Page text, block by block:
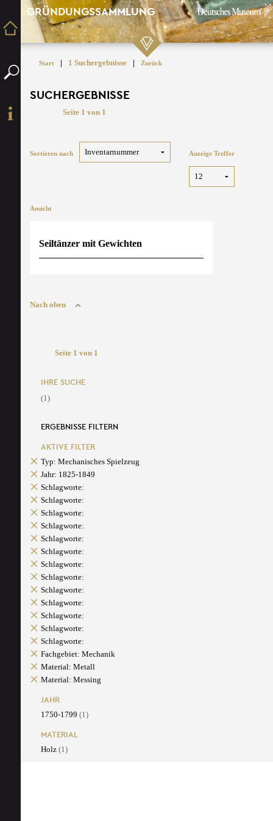
GRÜNDUNGSSAMMLUNG
Start | 1 Suchergebnisse | Zurück
SUCHERGEBNISSE
Seite 1 von 1
Sortieren nach Anzeige Treffer
Ansicht
Seiltänzer mit Gewichten
Nach oben
Seite 1 von 1
IHRE SUCHE
(1)
ERGEBNISSE FILTERN
AKTIVE FILTER
Typ: Mechanisches Spielzeug
Jahr: 1825-1849
Schlagworte:
Schlagworte:
Schlagworte:
Schlagworte:
Schlagworte:
Schlagworte:
Schlagworte:
Schlagworte:
Schlagworte:
Schlagworte:
Schlagworte:
Schlagworte:
Schlagworte:
Fachgebiet: Mechanik
Material: Metall
Material: Messing
JAHR
1750-1799 (1)
MATERIAL
Holz (1)